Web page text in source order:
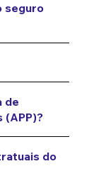
seguro
de
(APP)?
do